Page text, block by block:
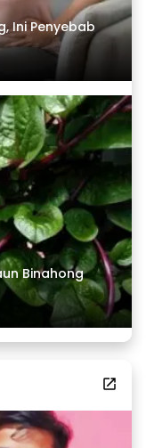
Ini Penyebab
Binahong